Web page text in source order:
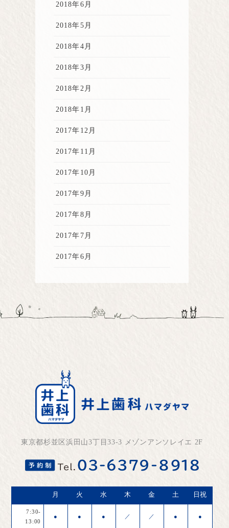
2018年6月
2018年5月
2018年4月
2018年3月
2018年2月
2018年1月
2017年12月
2017年11月
2017年10月
2017年9月
2017年8月
2017年7月
2017年6月
東京都杉並区浜田山3丁目33-3 メゾンアンソレイエ 2F
月 火 水 木 金 土 日祝
7:30-
13:00
● ● ● ／ ／ ● ●